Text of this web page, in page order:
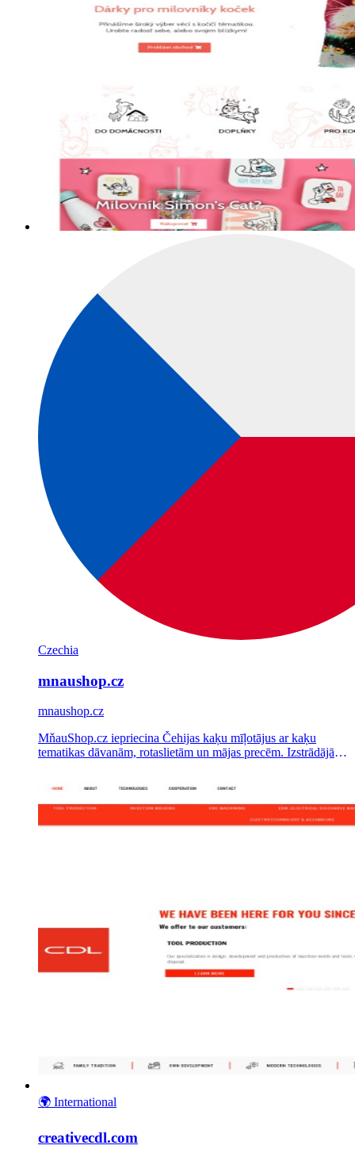
Czechia
mnaushop.cz
mnaushop.cz
MňauShop.cz iepriecina Čehijas kaķu mīļotājus ar kaķu
tematikas dāvanām, rotaslietām un mājas precēm. Izstrādājām
🌍 International
creativecdl.com